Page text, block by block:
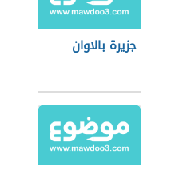
جزيرة بالاوان